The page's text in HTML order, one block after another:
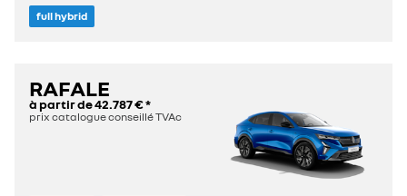
full hybrid
RAFALE
à partir de42.787 €*
prix catalogue conseillé TVAc